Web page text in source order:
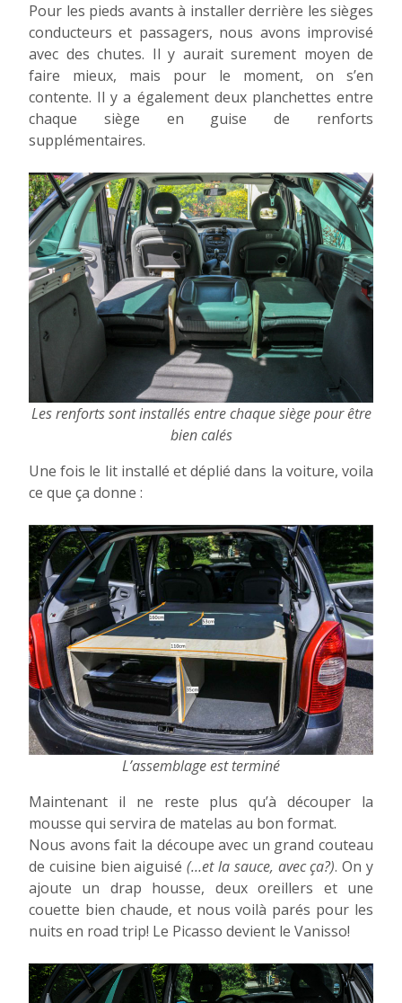
Pour les pieds avants à installer derrière les sièges
conducteurs et passagers, nous avons improvisé
avec des chutes. Il y aurait surement moyen de
faire mieux, mais pour le moment, on s’en
contente. Il y a également deux planchettes entre
chaque siège en guise de renforts
supplémentaires.
Les renforts sont installés entre chaque siège pour être
bien calés
Une fois le lit installé et déplié dans la voiture, voila
ce que ça donne :
L’assemblage est terminé
Maintenant il ne reste plus qu’à découper la
mousse qui servira de matelas au bon format.
Nous avons fait la découpe avec un grand couteau
de cuisine bien aiguisé(…et la sauce, avec ça?). On y
ajoute un drap housse, deux oreillers et une
couette bien chaude, et nous voilà parés pour les
nuits en road trip! Le Picasso devient le Vanisso!